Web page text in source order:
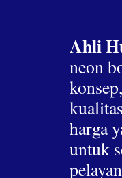
Ahli
neon
harga
untuk